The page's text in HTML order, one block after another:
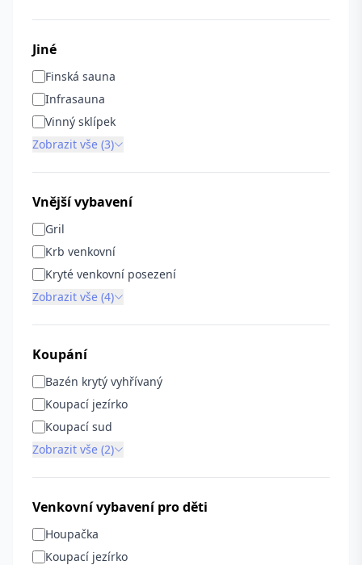
Jiné
Finská sauna
Infrasauna
Vinný sklípek
Zobrazit vše (3)
Vnější vybavení
Gril
Krb venkovní
Kryté venkovní posezení
Zobrazit vše (4)
Koupání
Bazén krytý vyhřívaný
Koupací jezírko
Koupací sud
Zobrazit vše (2)
Venkovní vybavení pro děti
Houpačka
Koupací jezírko